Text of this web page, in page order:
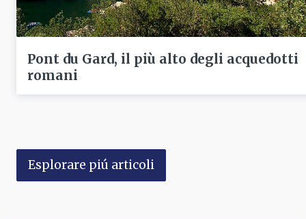
Pont du Gard, il più alto degli acquedotti
romani
Esplorare piú articoli